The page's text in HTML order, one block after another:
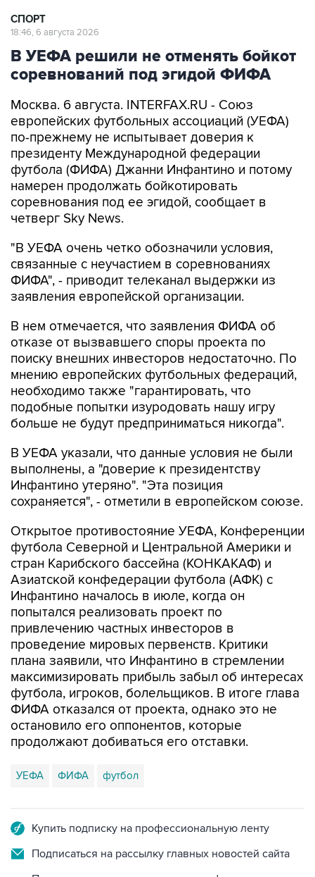
СПОРТ
18:46, 6 августа 2026
В УЕФА решили не отменять бойкот
соревнований под эгидой ФИФА
Москва. 6 августа. INTERFAX.RU - Союз
европейских футбольных ассоциаций (УЕФА)
по-прежнему не испытывает доверия к
президенту Международной федерации
футбола (ФИФА) Джанни Инфантино и потому
намерен продолжать бойкотировать
соревнования под ее эгидой, сообщает в
четверг Sky News.
"В УЕФА очень четко обозначили условия,
связанные с неучастием в соревнованиях
ФИФА", - приводит телеканал выдержки из
заявления европейской организации.
В нем отмечается, что заявления ФИФА об
отказе от вызвавшего споры проекта по
поиску внешних инвесторов недостаточно. По
мнению европейских футбольных федераций,
необходимо также "гарантировать, что
подобные попытки изуродовать нашу игру
больше не будут предприниматься никогда".
В УЕФА указали, что данные условия не были
выполнены, а "доверие к президентству
Инфантино утеряно". "Эта позиция
сохраняется", - отметили в европейском союзе.
Открытое противостояние УЕФА, Конференции
футбола Северной и Центральной Америки и
стран Карибского бассейна (КОНКАКАФ) и
Азиатской конфедерации футбола (АФК) с
Инфантино началось в июле, когда он
попытался реализовать проект по
привлечению частных инвесторов в
проведение мировых первенств. Критики
плана заявили, что Инфантино в стремлении
максимизировать прибыль забыл об интересах
футбола, игроков, болельщиков. В итоге глава
ФИФА отказался от проекта, однако это не
остановило его оппонентов, которые
продолжают добиваться его отставки.
УЕФА ФИФА футбол
Купить подписку на профессиональную ленту
Подписаться на рассылку главных новостей сайта